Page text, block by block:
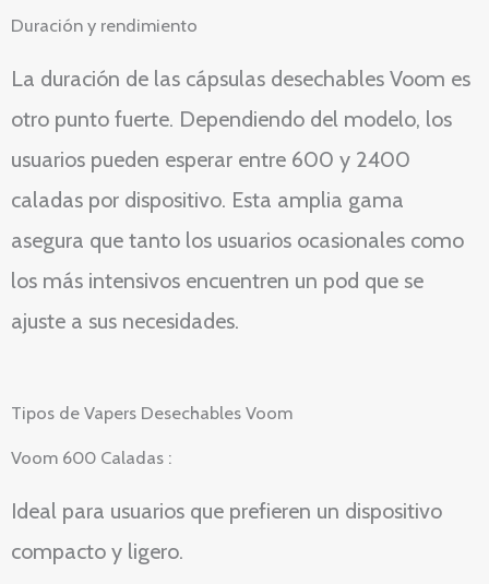
Duración y rendimiento
La duración de las cápsulas desechables Voom es
otro punto fuerte. Dependiendo del modelo, los
usuarios pueden esperar entre 600 y 2400
caladas por dispositivo. Esta amplia gama
asegura que tanto los usuarios ocasionales como
los más intensivos encuentren un pod que se
ajuste a sus necesidades.
Tipos de Vapers Desechables Voom
Voom 600 Caladas :
Ideal para usuarios que prefieren un dispositivo
compacto y ligero.